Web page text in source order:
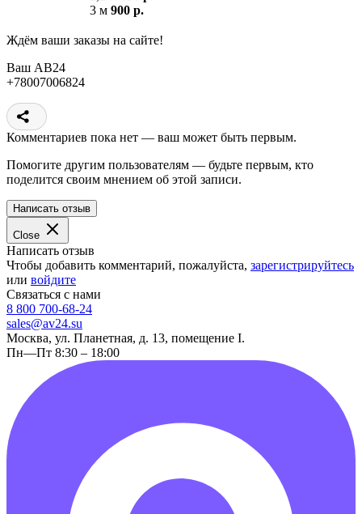
3 м 900 р.
Ждём ваши заказы на сайте!
Ваш АВ24
+78007006824
Комментариев пока нет — ваш может быть первым.
Помогите другим пользователям — будьте первым, кто
поделится своим мнением об этой записи.
Написать отзыв
Close
Написать отзыв
Чтобы добавить комментарий, пожалуйста, зарегистрируйтесь
или войдите
Связаться с нами
8 800 700-68-24
sales@av24.su
Москва, ул. Планетная, д. 13, помещение I.
Пн—Пт 8:30 – 18:00